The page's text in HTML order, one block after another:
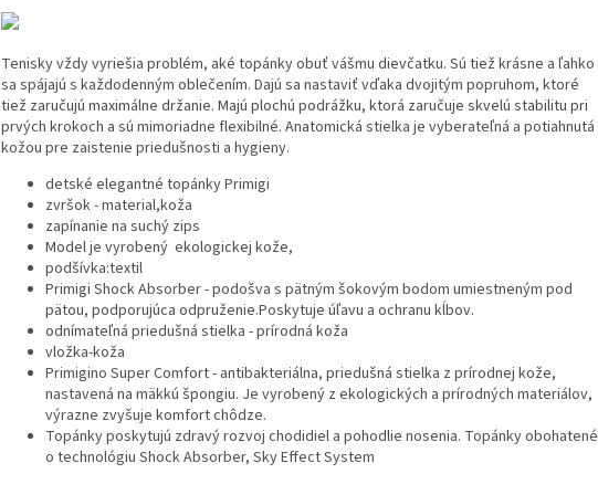
Tenisky vždy vyriešia problém, aké topánky obuť vášmu dievčatku. Sú tiež krásne a ľahko
sa spájajú s každodenným oblečením. Dajú sa nastaviť vďaka dvojitým popruhom, ktoré
tiež zaručujú maximálne držanie. Majú plochú podrážku, ktorá zaručuje skvelú stabilitu pri
prvých krokoch a sú mimoriadne flexibilné. Anatomická stielka je vyberateľná a potiahnutá
kožou pre zaistenie priedušnosti a hygieny.
detské elegantné topánky Primigi
zvršok - material,koža
zapínanie na suchý zips
Model je vyrobený ekologickej kože,
podšívka:textil
Primigi Shock Absorber - podošva s pätným šokovým bodom umiestneným pod
pätou, podporujúca odpruženie.Poskytuje úľavu a ochranu kĺbov.
odnímateľná priedušná stielka - prírodná koža
vložka-koža
Primigino Super Comfort - antibakteriálna, priedušná stielka z prírodnej kože,
nastavená na mäkkú špongiu. Je vyrobený z ekologických a prírodných materiálov,
výrazne zvyšuje komfort chôdze.
Topánky poskytujú zdravý rozvoj chodidiel a pohodlie nosenia. Topánky obohatené
o technológiu Shock Absorber, Sky Effect System